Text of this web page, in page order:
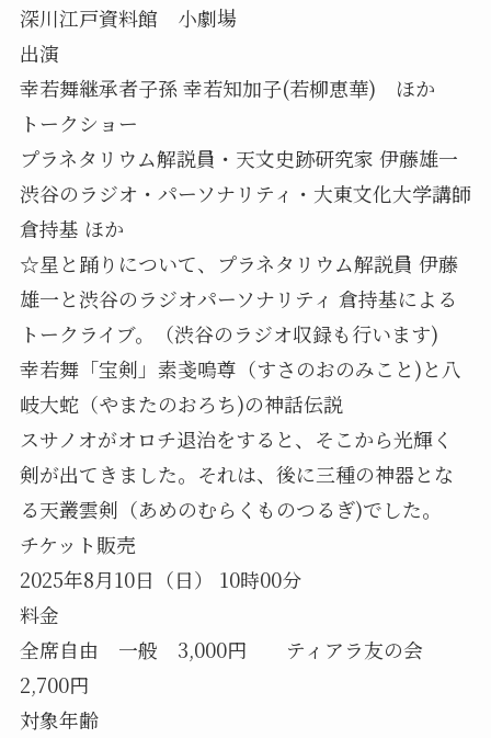
深川江戸資料館 小劇場
出演
幸若舞継承者子孫 幸若知加子(若柳恵華) ほか
トークショー
プラネタリウム解説員・天文史跡研究家 伊藤雄一
渋谷のラジオ・パーソナリティ・大東文化大学講師
倉持基 ほか
☆星と踊りについて、プラネタリウム解説員 伊藤
雄一と渋谷のラジオパーソナリティ 倉持基による
トークライブ。（渋谷のラジオ収録も行います)
幸若舞「宝剣」素戔嗚尊（すさのおのみこと)と八
岐大蛇（やまたのおろち)の神話伝説
スサノオがオロチ退治をすると、そこから光輝く
剣が出てきました。それは、後に三種の神器とな
る天叢雲剣（あめのむらくものつるぎ)でした。
チケット販売
2025年8月10日（日） 10時00分
料金
全席自由 一般 3,000円 ティアラ友の会
2,700円
対象年齢